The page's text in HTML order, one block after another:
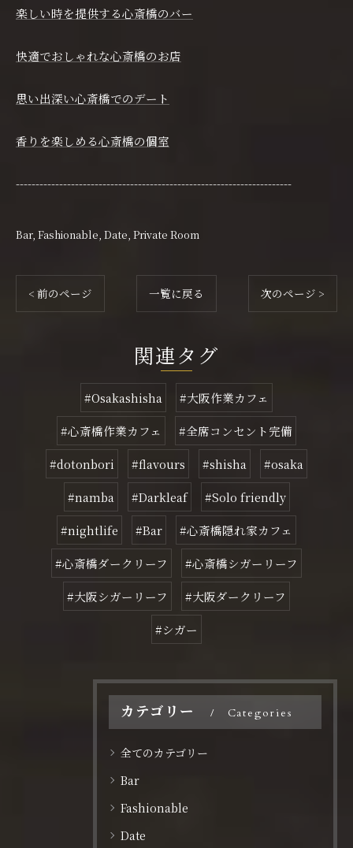
楽しい時を提供する心斎橋のバー
快適でおしゃれな心斎橋のお店
思い出深い心斎橋でのデート
香りを楽しめる心斎橋の個室
----------------------------------------------------------------------
Bar Fashionable Date Private Room
< 前のページ 一覧に戻る 次のページ >
関連タグ
#Osakashisha
#大阪作業カフェ
#心斎橋作業カフェ
#全席コンセント完備
#dotonbori
#flavours #shisha
#osaka
#namba
#Darkleaf
#Solo friendly
#nightlife
#Bar
#心斎橋隠れ家カフェ
#心斎橋ダークリーフ
#心斎橋シガーリーフ
#大阪シガーリーフ
#大阪ダークリーフ
#シガー
カテゴリー Categories
全てのカテゴリー
Bar
Fashionable
Date